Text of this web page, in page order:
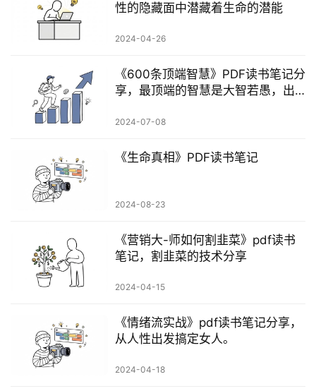
性的隐藏面中潜藏着生命的潜能
2024-04-26
《600条顶端智慧》PDF读书笔记分
享，最顶端的智慧是大智若愚，出
2024-07-08
《生命真相》PDF读书笔记
2024-08-23
《营销大-师如何割韭菜》pdf读书
笔记，割韭菜的技术分享
2024-04-15
《情绪流实战》pdf读书笔记分享，
从人性出发搞定女人。
2024-04-18